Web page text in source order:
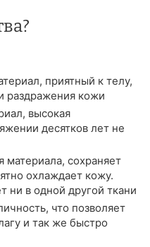
приятный к телу,
раздражения кожи
высокая
десятков лет не
материала, сохраняет
охлаждает кожу.
ни в одной другой ткани
что позволяет
и так же быстро